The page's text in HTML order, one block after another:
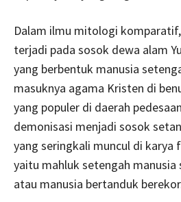
Dalam ilmu mitologi
terjadi pada sosok dewa alam
yang berbentuk manusia
masuknya agama Kristen di
yang populer di daerah
demonisasi menjadi sosok
yang seringkali muncul di karya
yaitu mahluk setengah manusia
atau manusia bertanduk